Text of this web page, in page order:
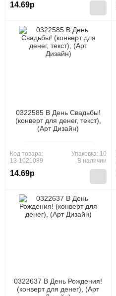
14.69р
0322585 В День Свадьбы!
(конверт для денег, текст),
(Арт Дизайн)
Код товара:
13-1021089
14.69р
Упаковка: 10
В наличии
0322637 В День Рождения!
(конверт для денег), (Арт